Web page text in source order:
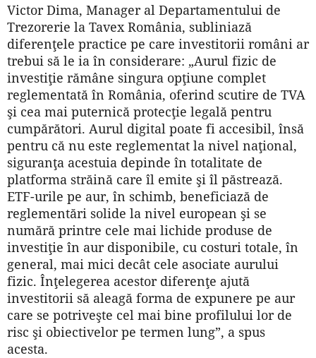
Victor Dima, Manager al Departamentului de
Trezorerie la Tavex România, subliniază
diferenţele practice pe care investitorii români ar
trebui să le ia în considerare: „Aurul fizic de
investiţie rămâne singura opţiune complet
reglementată în România, oferind scutire de TVA
şi cea mai puternică protecţie legală pentru
cumpărători. Aurul digital poate fi accesibil, însă
pentru că nu este reglementat la nivel naţional,
siguranţa acestuia depinde în totalitate de
platforma străină care îl emite şi îl păstrează.
ETF-urile pe aur, în schimb, beneficiază de
reglementări solide la nivel european şi se
numără printre cele mai lichide produse de
investiţie în aur disponibile, cu costuri totale, în
general, mai mici decât cele asociate aurului
fizic. Înţelegerea acestor diferenţe ajută
investitorii să aleagă forma de expunere pe aur
care se potriveşte cel mai bine profilului lor de
risc şi obiectivelor pe termen lung”, a spus
acesta.